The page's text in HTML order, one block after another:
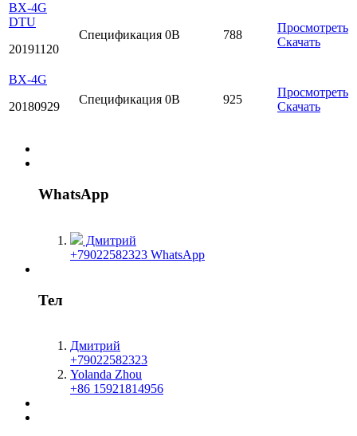
BX-4G
DTU
20191120
Спецификация 0B 788
Просмотреть
Скачать
BX-4G
20180929
Спецификация 0B 925
Просмотреть
Скачать
WhatsApp
Дмитрий
+79022582323 WhatsApp
Тел
Дмитрий
+79022582323
Yolanda Zhou
+86 15921814956